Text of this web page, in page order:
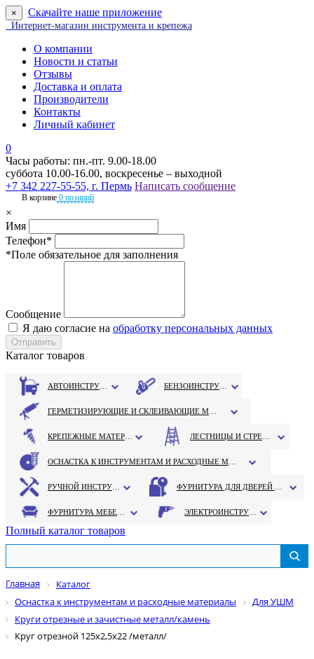
× Скачайте наше приложение
Интернет-магазин инструмента и крепежа
О компании
Новости и статьи
Отзывы
Доставка и оплата
Производители
Контакты
Личный кабинет
0
Часы работы: пн.-пт. 9.00-18.00
суббота 10.00-16.00, воскресенье – выходной
+7 342 227-55-55, г. Пермь Написать сообщение
В корзине 0 позиций
×
Имя
Телефон*
*Поле обязательное для заполнения
Сообщение
Я даю согласие на обработку персональных данных
Каталог товаров
Полный каталог товаров
Главная
Каталог
Оснастка к инструментам и расходные материалы
Для УШМ
Круги отрезные и зачистные металл/камень
Круг отрезной 125х2,5х22 /металл/